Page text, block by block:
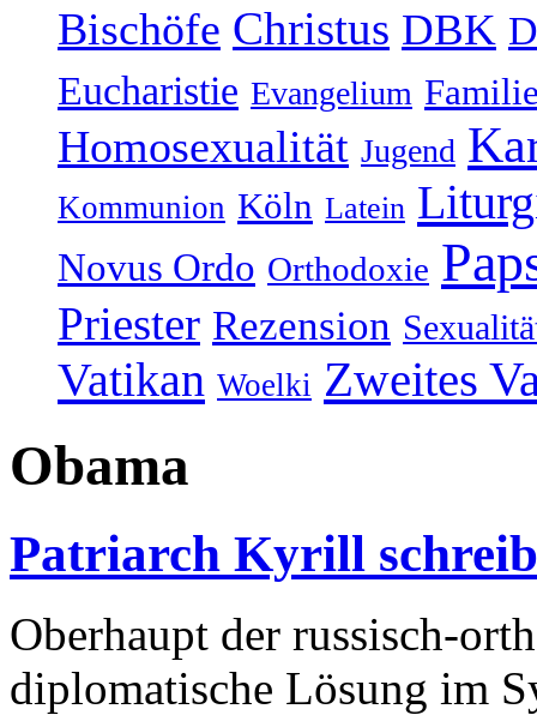
Bischöfe Christus DBK
Eucharistie Evangelium
Homosexualität Jugend
Kommunion Köln Latein
Novus Ordo Orthodoxie
Priester Rezension
Vatikan Woelki Zweites
Obama
Patriarch Kyrill
Oberhaupt der russisch-
diplomatische Lösung im